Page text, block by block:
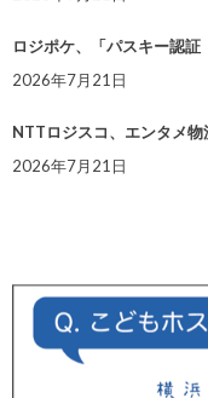
ロジポケ、「パスキー認
2026年7月21日
NTTロジスコ、エンタメ
2026年7月21日